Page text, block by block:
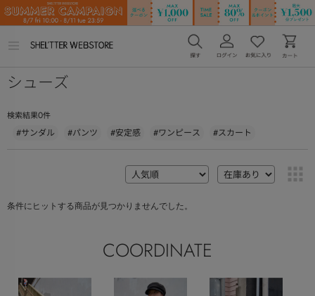
ー
く
シューズ
検索結果0件
#サンダル #パンツ #安定感 #ワンピース #スカート
条件にヒットする商品が見つかりませんでした。
COORDINATE